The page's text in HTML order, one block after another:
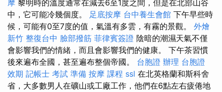
摩 黎明時的溫度通常在減去6至1度之間，但是在北部山谷
中，它可能冷幾個度。 足底按摩 台中養生會館 下午早些時
候，可能有0至7度的值，氣溫有多雲，有霧的景觀。 外燴
新竹 整復台中 臉部撥筋 菲律賓簽證 陰暗的潮濕天氣不僅
會影響我們的情緒，而且會影響我們的健康。 下午茶習慣
後來遍布全國，甚至遍布整個帝國。 台胞證 辦理 台胞證
效期 記帳士 考試 準備 按摩 課程 ssl 在北英格蘭和斯科舍
省，大多數男人在礦山或工廠工作，他們在6點左右疲倦地